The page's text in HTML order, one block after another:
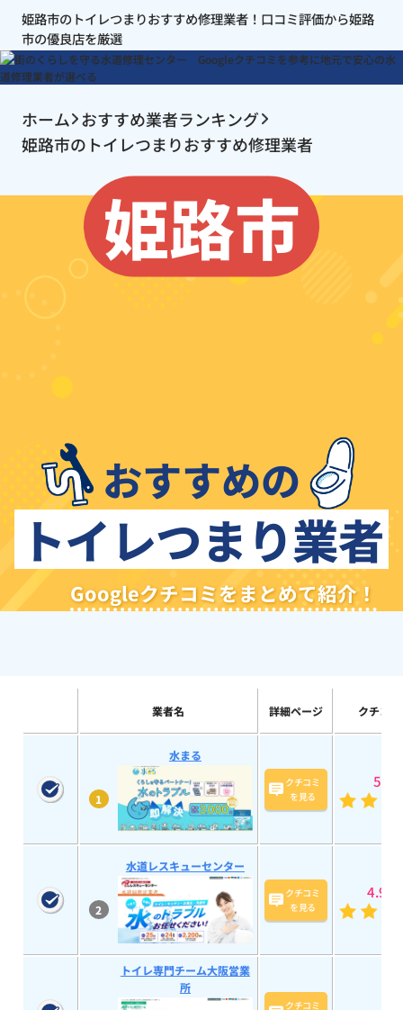
姫路市のトイレつまりおすすめ修理業者！口コミ評価から姫路
市の優良店を厳選
ホーム おすすめ業者ランキング
姫路市のトイレつまりおすすめ修理業者
姫路市
おすすめの
トイレつまり業者
Googleクチコミをまとめて紹介！
業者名 詳細ページ クチコ
1
水まる
クチコミ
を見る
5
2
水道レスキューセンター
クチコミ
を見る
4.9
トイレ専門チーム大阪営業
所
クチコミ